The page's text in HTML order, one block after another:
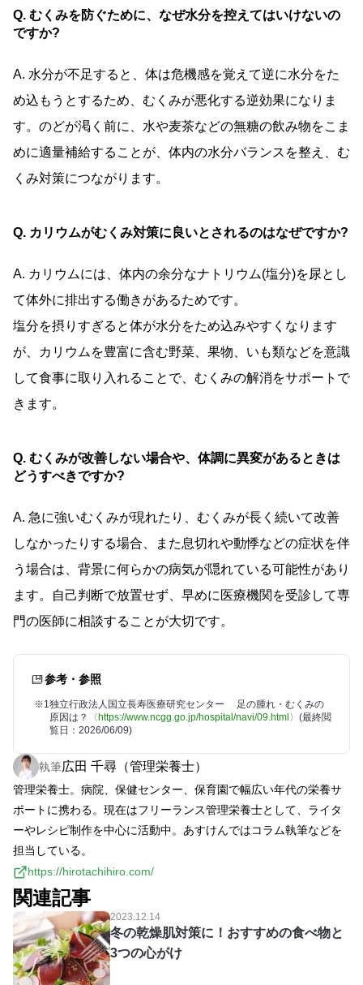
Q. むくみを防ぐために、なぜ水分を控えてはいけないの
ですか?
A. 水分が不足すると、体は危機感を覚えて逆に水分をた
め込もうとするため、むくみが悪化する逆効果になりま
す。のどが渇く前に、水や麦茶などの無糖の飲み物をこま
めに適量補給することが、体内の水分バランスを整え、む
くみ対策につながります。
Q. カリウムがむくみ対策に良いとされるのはなぜですか?
A. カリウムには、体内の余分なナトリウム(塩分)を尿とし
て体外に排出する働きがあるためです。
塩分を摂りすぎると体が水分をため込みやすくなります
が、カリウムを豊富に含む野菜、果物、いも類などを意識
して食事に取り入れることで、むくみの解消をサポートで
きます。
Q. むくみが改善しない場合や、体調に異変があるときは
どうすべきですか?
A. 急に強いむくみが現れたり、むくみが長く続いて改善
しなかったりする場合、また息切れや動悸などの症状を伴
う場合は、背景に何らかの病気が隠れている可能性があり
ます。自己判断で放置せず、早めに医療機関を受診して専
門の医師に相談することが大切です。
参考・参照
※1独立行政法人国立長寿医療研究センター 足の腫れ・むくみの
原因は？
〈https://www.ncgg.go.jp/hospital/navi/09.html〉 (最終閲
覧日：2026/06/09)
執筆広田 千尋（管理栄養士）
管理栄養士。病院、保健センター、保育園で幅広い年代の栄養サ
ポートに携わる。現在はフリーランス管理栄養士として、ライタ
ーやレシピ制作を中心に活動中。あすけんではコラム執筆などを
担当している。
https://hirotachihiro.com/
関連記事
2023.12.14
冬の乾燥肌対策に！おすすめの食べ物と
3つの心がけ